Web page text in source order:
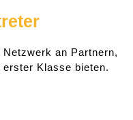
an Partnern,
Klasse bieten.